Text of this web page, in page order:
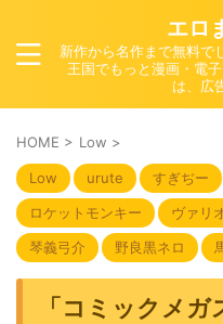
エロ
新作から名作まで無料で
王国でもっと漫画・電
は、広
HOME > Low >
Low urute すぎぢー
ロケットモンキー
ヴァリ
琴義弓介
野良黒ネロ
「コミックメ